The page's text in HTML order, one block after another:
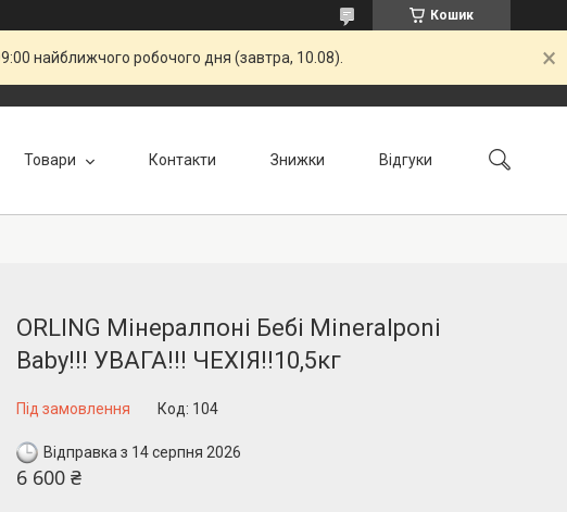
Кошик
найближчого робочого дня (завтра, 10.08).
Товари Контакти Знижки Відгуки
ORLING Мінералпоні Бебі Mineralponi
Baby!!! УВАГА!!! ЧЕХІЯ!!10,5кг
Під замовлення Код: 104
Відправка з 14 серпня 2026
6 600 ₴